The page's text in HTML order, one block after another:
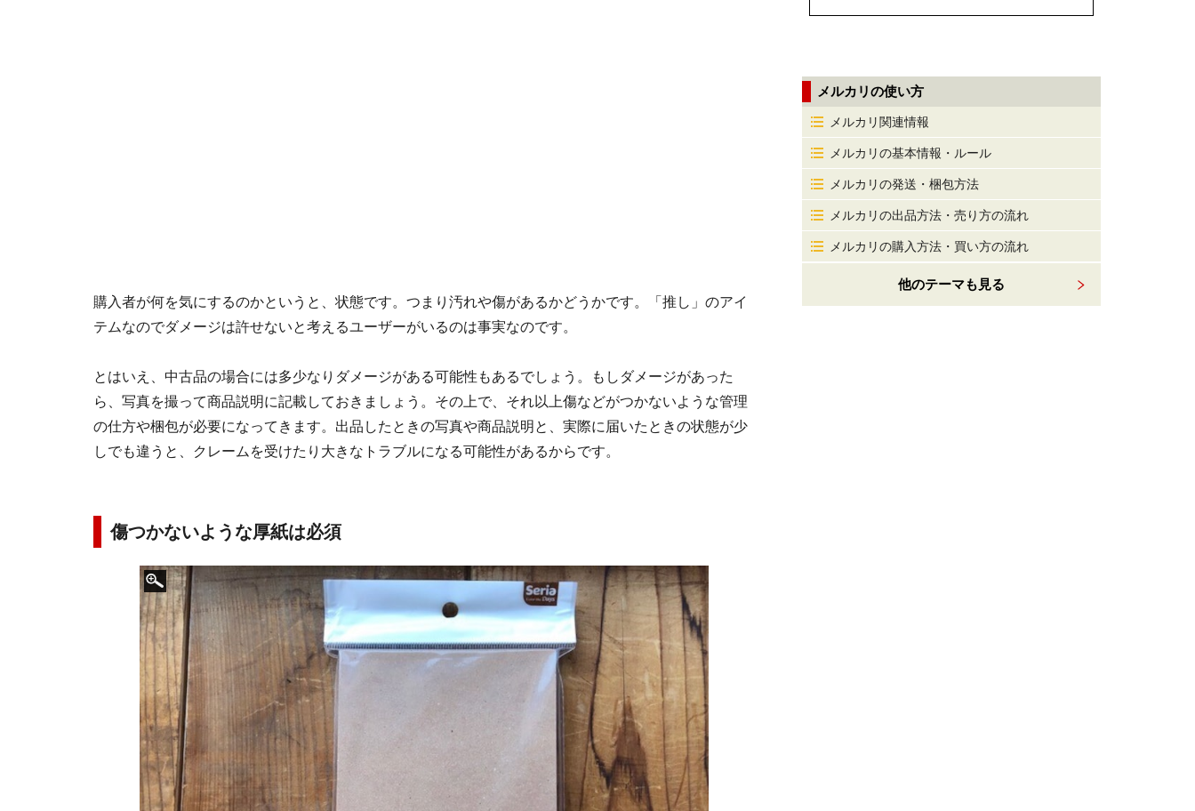
購入者が何を気にするのかというと、状態です。つまり汚れや傷があるかどうかです。「推し」のアイ
テムなのでダメージは許せないと考えるユーザーがいるのは事実なのです。
とはいえ、中古品の場合には多少なりダメージがある可能性もあるでしょう。もしダメージがあった
ら、写真を撮って商品説明に記載しておきましょう。その上で、それ以上傷などがつかないような管理
の仕方や梱包が必要になってきます。出品したときの写真や商品説明と、実際に届いたときの状態が少
しでも違うと、クレームを受けたり大きなトラブルになる可能性があるからです。
傷つかないような厚紙は必須
メルカリの使い方
メルカリ関連情報
メルカリの基本情報・ルール
メルカリの発送・梱包方法
メルカリの出品方法・売り方の流れ
メルカリの購入方法・買い方の流れ
他のテーマも見る